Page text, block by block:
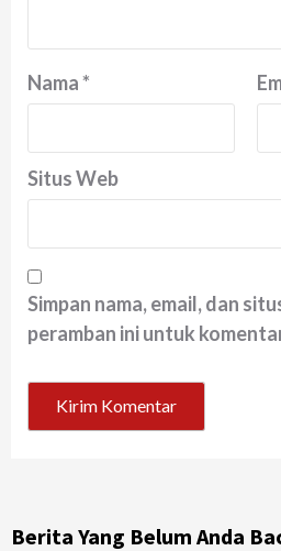
Nama*
Situs Web
Simpan nama, email, dan
peramban ini untuk
Berita Yang Belum Anda